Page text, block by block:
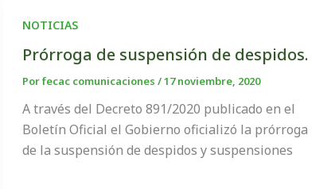
NOTICIAS
Prórroga de suspensión de despidos.
Porfecac comunicaciones /17 noviembre, 2020
A través del Decreto 891/2020 publicado en el
Boletín Oficial el Gobierno oficializó la prórroga
de la suspensión de despidos y suspensiones